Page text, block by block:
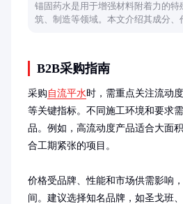
锚固药水是用于增强材料附着力的
筑、制造等领域。本文介绍其成分
B2B采购指南
采购 自流平水时，需重点关注流动
等关键指标。不同施工环境和要求
品。例如，高流动度产品适合大面
合工期紧张的项目。
价格受品牌、性能和市场供需影响
间。建议选择知名品牌，如圣戈班